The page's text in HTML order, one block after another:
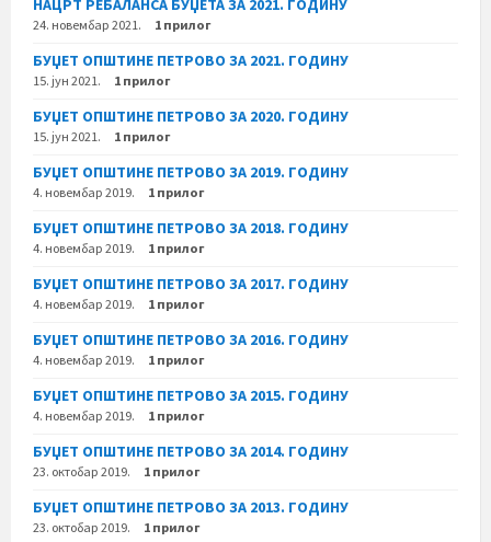
НАЦРТ РЕБАЛАНСА БУЏЕТА ЗА 2021. ГОДИНУ
24. новембар 2021. 1 прилог
БУЏЕТ ОПШТИНЕ ПЕТРОВО ЗА 2021. ГОДИНУ
15. јун 2021. 1 прилог
БУЏЕТ ОПШТИНЕ ПЕТРОВО ЗА 2020. ГОДИНУ
15. јун 2021. 1 прилог
БУЏЕТ ОПШТИНЕ ПЕТРОВО ЗА 2019. ГОДИНУ
4. новембар 2019. 1 прилог
БУЏЕТ ОПШТИНЕ ПЕТРОВО ЗА 2018. ГОДИНУ
4. новембар 2019. 1 прилог
БУЏЕТ ОПШТИНЕ ПЕТРОВО ЗА 2017. ГОДИНУ
4. новембар 2019. 1 прилог
БУЏЕТ ОПШТИНЕ ПЕТРОВО ЗА 2016. ГОДИНУ
4. новембар 2019. 1 прилог
БУЏЕТ ОПШТИНЕ ПЕТРОВО ЗА 2015. ГОДИНУ
4. новембар 2019. 1 прилог
БУЏЕТ ОПШТИНЕ ПЕТРОВО ЗА 2014. ГОДИНУ
23. октобар 2019. 1 прилог
БУЏЕТ ОПШТИНЕ ПЕТРОВО ЗА 2013. ГОДИНУ
23. октобар 2019. 1 прилог